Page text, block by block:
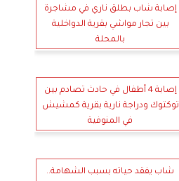
إصابة شاب بطلق ناري في مشاجرة
بين تجار مواشي بقرية الدواخلية
بالمحلة
إصابة 4 أطفال في حادث تصادم بين
توكتوك ودراجة نارية بقرية كمشيش
في المنوفية
شاب يفقد حياته بسبب الشهامة..